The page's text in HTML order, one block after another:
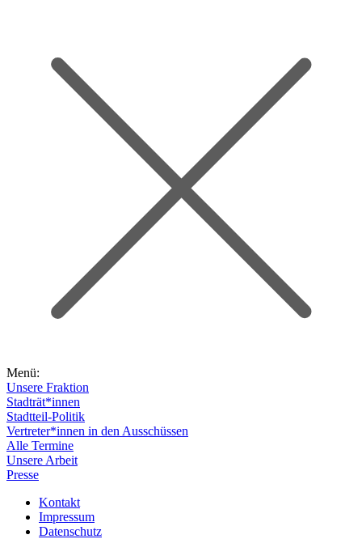
Menü:
Unsere Fraktion
Stadträt*innen
Stadtteil-Politik
Vertreter*innen in den Ausschüssen
Alle Termine
Unsere Arbeit
Presse
Kontakt
Impressum
Datenschutz